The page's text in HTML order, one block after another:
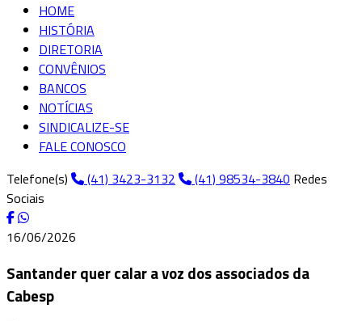
HOME
HISTÓRIA
DIRETORIA
CONVÊNIOS
BANCOS
NOTÍCIAS
SINDICALIZE-SE
FALE CONOSCO
Telefone(s)
(41) 3423-3132 (41) 98534-3840 Redes
Sociais
16/06/2026
Santander quer calar a voz dos associados da
Cabesp